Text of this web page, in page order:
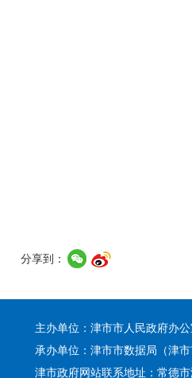
分享到：
主办单位：津市市人民政府办
承办单位：津市市数据局（津市
津市政府网站联系地址：常德